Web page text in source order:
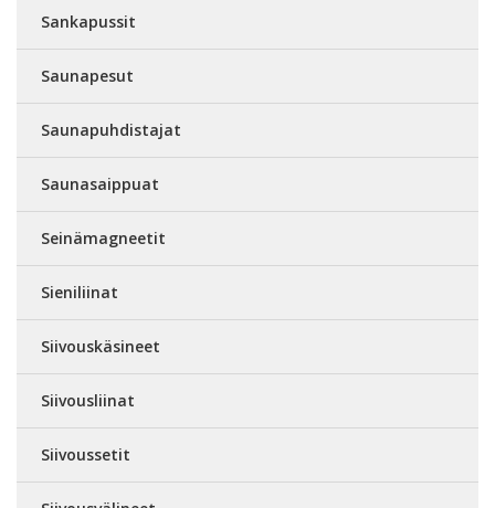
Sankapussit
Saunapesut
Saunapuhdistajat
Saunasaippuat
Seinämagneetit
Sieniliinat
Siivouskäsineet
Siivousliinat
Siivoussetit